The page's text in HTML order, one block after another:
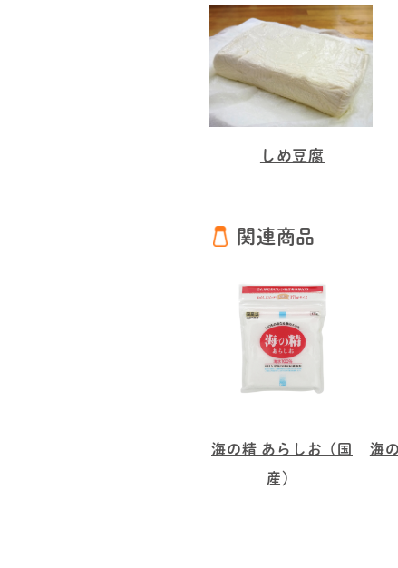
しめ豆腐
関連商品
海の精 あらしお（国
産）
海